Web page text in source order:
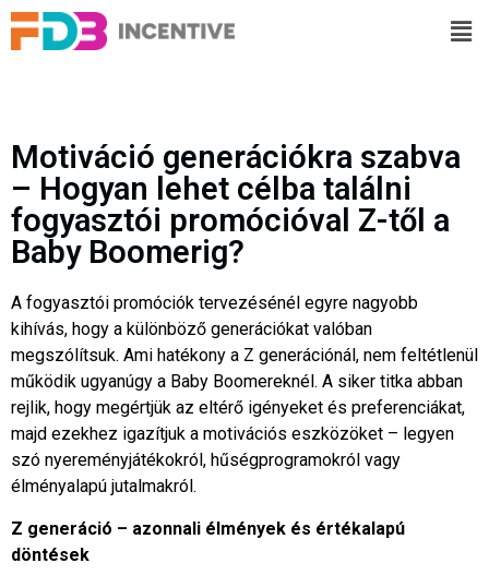
Motiváció generációkra szabva
– Hogyan lehet célba találni
fogyasztói promócióval Z-től a
Baby Boomerig?
A fogyasztói promóciók tervezésénél egyre nagyobb
kihívás, hogy a különböző generációkat valóban
megszólítsuk. Ami hatékony a Z generációnál, nem feltétlenül
működik ugyanúgy a Baby Boomereknél. A siker titka abban
rejlik, hogy megértjük az eltérő igényeket és preferenciákat,
majd ezekhez igazítjuk a motivációs eszközöket – legyen
szó nyereményjátékokról, hűségprogramokról vagy
élményalapú jutalmakról.
Z generáció – azonnali élmények és értékalapú
döntések